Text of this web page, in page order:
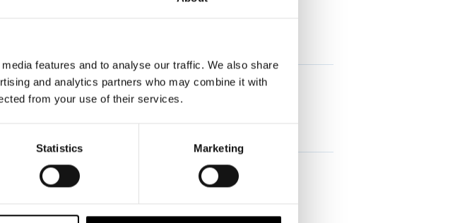
features and to analyse our traffic. We also share
and analytics partners who may combine it with
from your use of their services.
Statistics Marketing
Secure